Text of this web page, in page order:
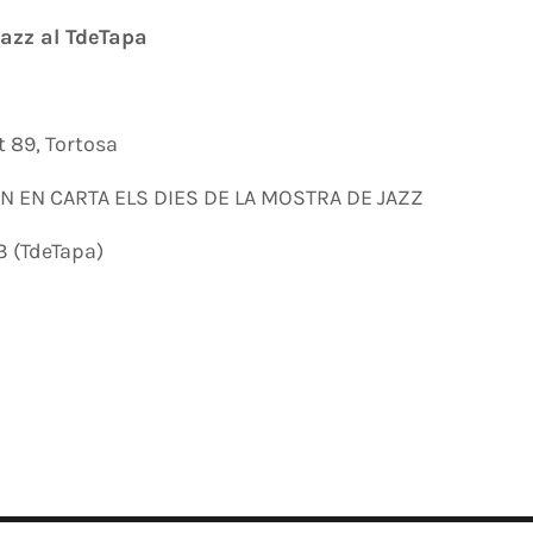
al TdeTapa
89, Tortosa
EN CARTA ELS DIES DE LA MOSTRA DE JAZZ
(TdeTapa)